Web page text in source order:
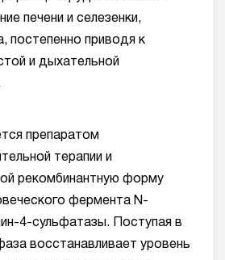
печени и селезенки,
постепенно приводя к
и дыхательной
препаратом
терапии и
рекомбинантную форму
фермента N-
4-сульфатазы. Поступая в
восстанавливает уровень